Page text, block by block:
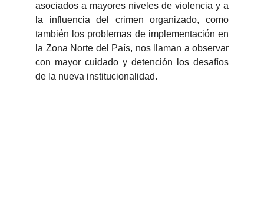
asociados a mayores niveles de violencia y a
la influencia del crimen organizado, como
también los problemas de implementación en
la Zona Norte del País, nos llaman a observar
con mayor cuidado y detención los desafíos
de la nueva institucionalidad.